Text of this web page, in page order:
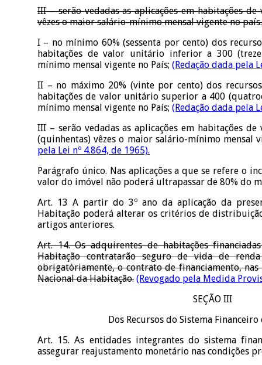
III – serão vedadas as aplicações em habitações
vêzes o maior salário-mínimo mensal vigente no país.
I – no mínimo 60% (sessenta por cento) dos
habitações de valor unitário inferior a 300
mínimo mensal vigente no País; (Redação dada pela
II – no máximo 20% (vinte por cento) dos
habitações de valor unitário superior a 400
mínimo mensal vigente no País; (Redação dada pela
III – serão vedadas as aplicações em habitações
(quinhentas) vêzes o maior salário-mínimo mensal
pela Lei nº 4.864, de 1965).
Parágrafo único. Nas aplicações a que se refere o
valor do imóvel não poderá ultrapassar de 80% do
Art. 13 A partir do 3º ano da aplicação da
Habitação poderá alterar os critérios de
artigos anteriores.
Art. 14. Os adquirentes de habitações
Habitação contratarão seguro de vida de
obrigatòriamente, o contrato de financiamento, nas
Nacional da Habitação. (Revogado pela Medida
SEÇÃO III
Dos Recursos do Sistema
Art. 15. As entidades integrantes do sistema
assegurar reajustamento monetário nas condições